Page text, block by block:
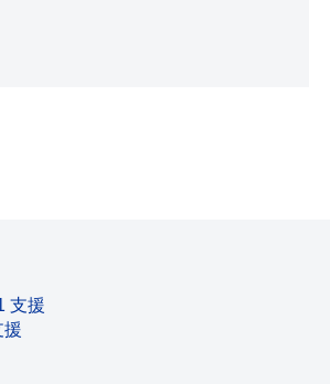
支援
援